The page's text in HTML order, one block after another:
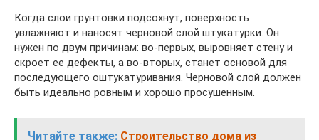
Когда слои грунтовки подсохнут, поверхность
увлажняют и наносят черновой слой штукатурки. Он
нужен по двум причинам: во-первых, выровняет стену и
скроет ее дефекты, а во-вторых, станет основой для
последующего оштукатуривания. Черновой слой должен
быть идеально ровным и хорошо просушенным.
Читайте также: Строительство дома из